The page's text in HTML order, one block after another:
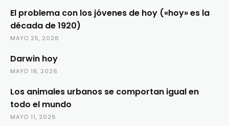
El problema con los jóvenes de hoy («hoy» es la
década de 1920)
MAYO 25, 2026
Darwin hoy
MAYO 18, 2026
Los animales urbanos se comportan igual en
todo el mundo
MAYO 11, 2026